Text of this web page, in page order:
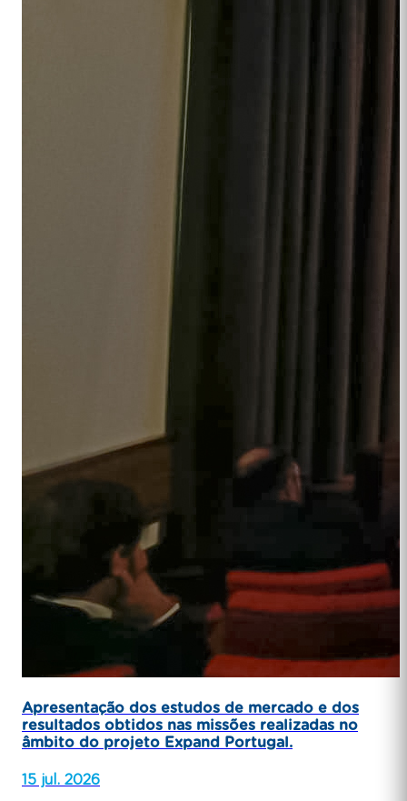
Apresentação dos estudos de mercado e dos
resultados obtidos nas missões realizadas no
âmbito do projeto Expand Portugal.
15 jul. 2026